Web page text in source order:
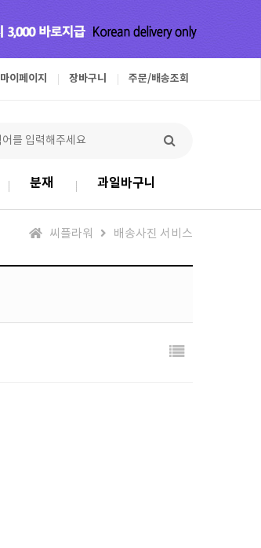
마이페이지 장바구니 주문/배송조회
분재 과일바구니
씨플라워 배송사진 서비스